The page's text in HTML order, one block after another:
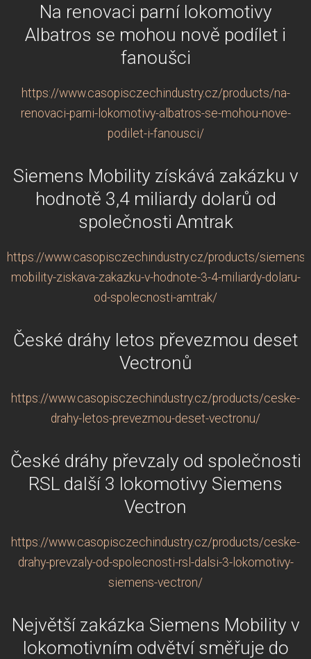
Na renovaci parní lokomotivy
Albatros se mohou nově podílet i
fanoušci
https://www.casopisczechindustry.cz/products/na-
renovaci-parni-lokomotivy-albatros-se-mohou-nove-
podilet-i-fanousci/
Siemens Mobility získává zakázku v
hodnotě 3,4 miliardy dolarů od
společnosti Amtrak
https://www.casopisczechindustry.cz/products/siemens-
mobility-ziskava-zakazku-v-hodnote-3-4-miliardy-dolaru-
od-spolecnosti-amtrak/
České dráhy letos převezmou deset
Vectronů
https://www.casopisczechindustry.cz/products/ceske-
drahy-letos-prevezmou-deset-vectronu/
České dráhy převzaly od společnosti
RSL další 3 lokomotivy Siemens
Vectron
https://www.casopisczechindustry.cz/products/ceske-
drahy-prevzaly-od-spolecnosti-rsl-dalsi-3-lokomotivy-
siemens-vectron/
Největší zakázka Siemens Mobility v
lokomotivním odvětví směřuje do